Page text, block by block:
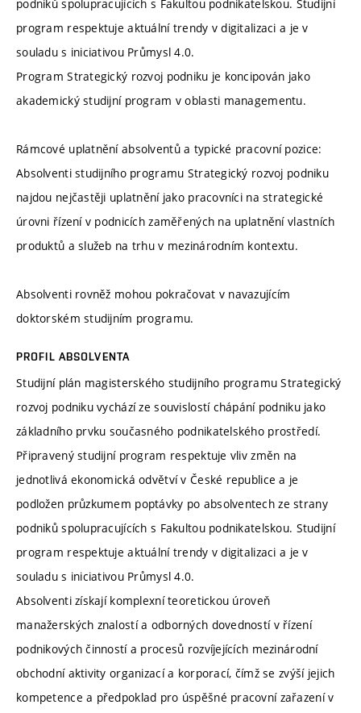
podniků spolupracujících s Fakultou podnikatelskou. Studijní
program respektuje aktuální trendy v digitalizaci a je v
souladu s iniciativou Průmysl 4.0.
Program Strategický rozvoj podniku je koncipován jako
akademický studijní program v oblasti managementu.
Rámcové uplatnění absolventů a typické pracovní pozice:
Absolventi studijního programu Strategický rozvoj podniku
najdou nejčastěji uplatnění jako pracovníci na strategické
úrovni řízení v podnicích zaměřených na uplatnění vlastních
produktů a služeb na trhu v mezinárodním kontextu.
Absolventi rovněž mohou pokračovat v navazujícím
doktorském studijním programu.
PROFIL ABSOLVENTA
Studijní plán magisterského studijního programu Strategický
rozvoj podniku vychází ze souvislostí chápání podniku jako
základního prvku současného podnikatelského prostředí.
Připravený studijní program respektuje vliv změn na
jednotlivá ekonomická odvětví v České republice a je
podložen průzkumem poptávky po absolventech ze strany
podniků spolupracujících s Fakultou podnikatelskou. Studijní
program respektuje aktuální trendy v digitalizaci a je v
souladu s iniciativou Průmysl 4.0.
Absolventi získají komplexní teoretickou úroveň
manažerských znalostí a odborných dovedností v řízení
podnikových činností a procesů rozvíjejících mezinárodní
obchodní aktivity organizací a korporací, čímž se zvýší jejich
kompetence a předpoklad pro úspěšné pracovní zařazení v